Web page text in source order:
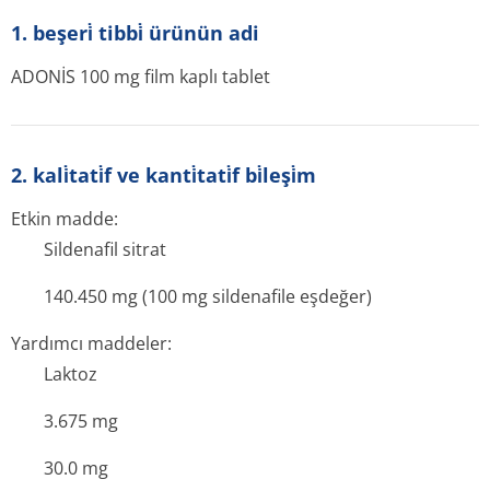
1. beşeri̇ tibbi̇ ürünün adi
ADONİS 100 mg film kaplı tablet
2. kali̇tati̇f ve kanti̇tati̇f bi̇leşi̇m
Etkin madde:
Sildenafil sitrat
140.450 mg (100 mg sildenafile eşdeğer)
Yardımcı maddeler:
Laktoz
3.675 mg
30.0 mg